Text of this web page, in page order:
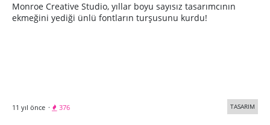
Monroe Creative Studio, yıllar boyu sayısız tasarımcının
ekmeğini yediği ünlü fontların turşusunu kurdu!
11 yıl önce · 376 TASARIM